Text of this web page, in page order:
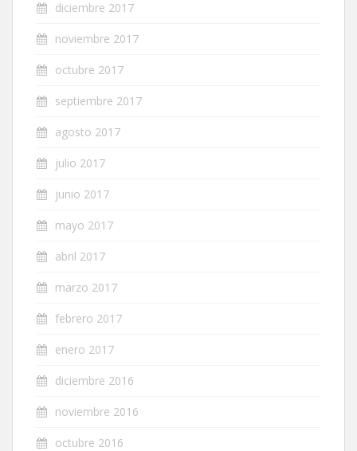
diciembre 2017
noviembre 2017
octubre 2017
septiembre 2017
agosto 2017
julio 2017
junio 2017
mayo 2017
abril 2017
marzo 2017
febrero 2017
enero 2017
diciembre 2016
noviembre 2016
octubre 2016